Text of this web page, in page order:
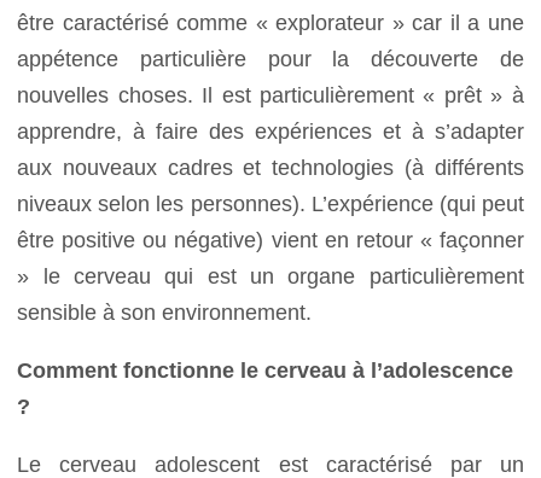
être caractérisé comme « explorateur » car il a une
appétence particulière pour la découverte de
nouvelles choses. Il est particulièrement « prêt » à
apprendre, à faire des expériences et à s’adapter
aux nouveaux cadres et technologies (à différents
niveaux selon les personnes). L’expérience (qui peut
être positive ou négative) vient en retour « façonner
» le cerveau qui est un organe particulièrement
sensible à son environnement.
Comment fonctionne le cerveau à l’adolescence
?
Le cerveau adolescent est caractérisé par un